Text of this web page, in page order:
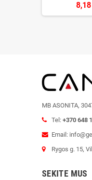
MB ASONITA,
Tel: +370 648
Email:
Rygos g. 15,
SEKITE MUS